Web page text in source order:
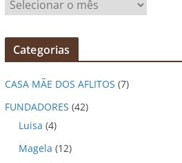
r
q
v
o
Categorias
CASA MÃE DOS AFLITOS (7)
FUNDADORES (42)
Luisa (4)
Magela (12)